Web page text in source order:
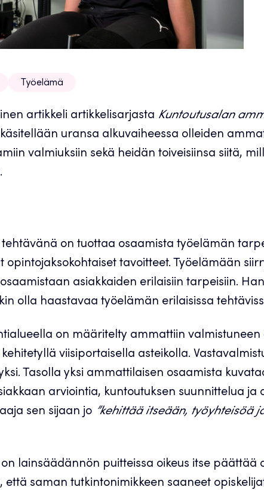
Työelämä
artikkeli artikkelisarjasta Kuntoutusalan
uransa alkuvaiheessa olleiden
valmiuksiin sekä heidän toiveisiinsa siitä,
on tuottaa osaamista työelämän
tavoitteet. Työelämään
asiakkaiden erilaisiin tarpeisiin.
olla haastavaa työelämän erilaisissa
on määritelty ammattiin
viisiportaisella asteikolla.
Tasolla yksi ammattilaisen osaamista
arviointia, kuntoutuksen suunnittelua ja
sen sijaan jo ”kehittää itseään, työyhteisöä
lainsäädännön puitteissa oikeus itse päättää
että saman tutkintonimikkeen saaneet